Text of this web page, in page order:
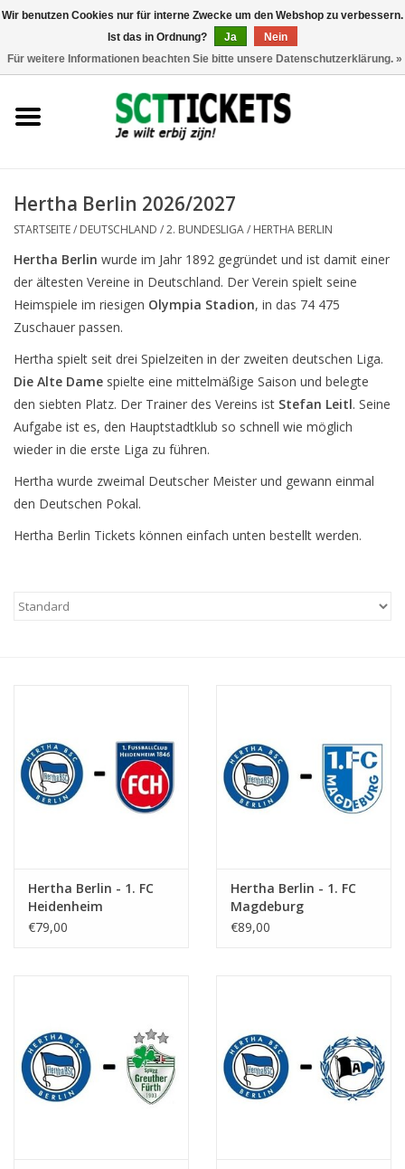
Frankreich
Hertha Berlin 2026/2027
STARTSEITE/ DEUTSCHLAND /2. BUNDESLIGA/ HERTHA BERLIN
Hertha Berlin wurde im Jahr 1892 gegründet und ist damit einer
der ältesten Vereine in Deutschland. Der Verein spielt seine
Heimspiele im riesigen Olympia Stadion, in das 74 475
Zuschauer passen.
Hertha spielt seit drei Spielzeiten in der zweiten deutschen Liga.
Die Alte Dame spielte eine mittelmäßige Saison und belegte
den siebten Platz. Der Trainer des Vereins ist Stefan Leitl. Seine
Aufgabe ist es, den Hauptstadtklub so schnell wie möglich
wieder in die erste Liga zu führen.
Hertha wurde zweimal Deutscher Meister und gewann einmal
den Deutschen Pokal.
Hertha Berlin Tickets können einfach unten bestellt werden.
Hertha Berlin - 1. FC
Heidenheim
€79,00
Hertha Berlin - 1. FC
Magdeburg
€89,00
Wir benutzen Cookies nur für interne Zwecke um den Webshop zu verbessern.
Ist das in Ordnung?
Ja
Nein
Für weitere Informationen beachten Sie bitte unsere Datenschutzerklärung. »